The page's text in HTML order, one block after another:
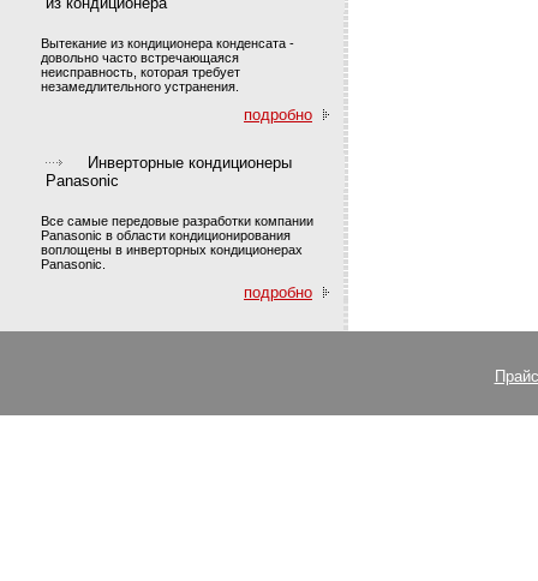
Вытекание из кондиционера конденсата -
довольно часто встречающаяся
неисправность, которая требует
незамедлительного устранения.
подробно
Инверторные кондиционеры
Panasonic
Все самые передовые разработки компании
Panasonic в области кондиционирования
воплощены в инверторных кондиционерах
Panasonic.
подробно